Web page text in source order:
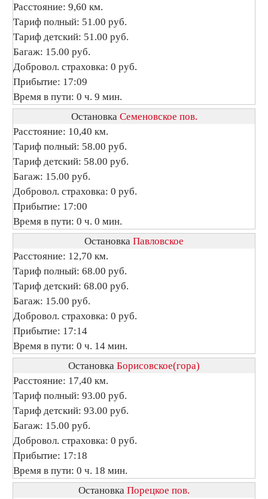
Расстояние: 9,60 км.
Тариф полный: 51.00 руб.
Тариф детский: 51.00 руб.
Багаж: 15.00 руб.
Добровол. страховка: 0 руб.
Прибытие: 17:09
Время в пути: 0 ч. 9 мин.
Остановка Семеновское пов.
Расстояние: 10,40 км.
Тариф полный: 58.00 руб.
Тариф детский: 58.00 руб.
Багаж: 15.00 руб.
Добровол. страховка: 0 руб.
Прибытие: 17:00
Время в пути: 0 ч. 0 мин.
Остановка Павловское
Расстояние: 12,70 км.
Тариф полный: 68.00 руб.
Тариф детский: 68.00 руб.
Багаж: 15.00 руб.
Добровол. страховка: 0 руб.
Прибытие: 17:14
Время в пути: 0 ч. 14 мин.
Остановка Борисовское(гора)
Расстояние: 17,40 км.
Тариф полный: 93.00 руб.
Тариф детский: 93.00 руб.
Багаж: 15.00 руб.
Добровол. страховка: 0 руб.
Прибытие: 17:18
Время в пути: 0 ч. 18 мин.
Остановка Порецкое пов.